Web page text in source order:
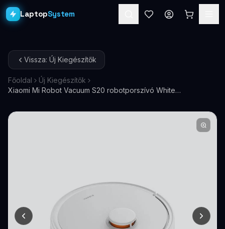
LaptopSystem
Asztali PC-k
Workstation PRO
Ajándékkártya
Vissza: Új Kiegészítők
Főoldal
Új Kiegészítők
Xiaomi Mi Robot Vacuum S20 robotporszívó White